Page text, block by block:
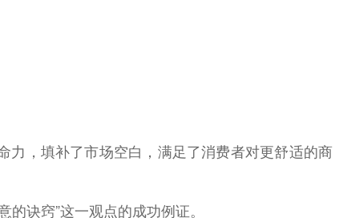
力，填补了市场空白，满足了消费者对更舒适的商
诀窍”这一观点的成功例证。